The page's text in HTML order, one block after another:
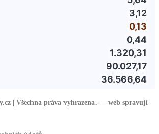
| Všechna práva vyhrazena. — web spravují